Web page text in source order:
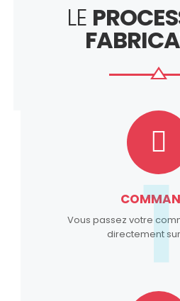
LE
Vous passez votre
directement
1